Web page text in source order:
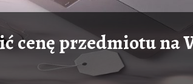
cenę przedmiotu na